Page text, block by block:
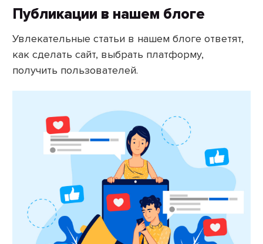
Публикации в нашем блоге
Увлекательные статьи в нашем блоге ответят,
как сделать сайт, выбрать платформу,
получить пользователей.